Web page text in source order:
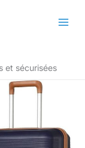
et sécurisées